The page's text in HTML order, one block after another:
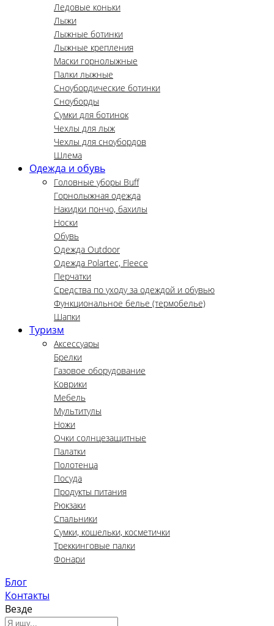
Ледовые коньки
Лыжи
Лыжные ботинки
Лыжные крепления
Маски горнолыжные
Палки лыжные
Сноубордические ботинки
Сноуборды
Сумки для ботинок
Чехлы для лыж
Чехлы для сноубордов
Шлема
Одежда и обувь
Головные уборы Buff
Горнолыжная одежда
Накидки пончо, бахилы
Носки
Обувь
Одежда Outdoor
Одежда Polartec, Fleece
Перчатки
Средства по уходу за одеждой и обувью
Функциональное белье (термобелье)
Шапки
Туризм
Аксессуары
Брелки
Газовое оборудование
Коврики
Мебель
Мультитулы
Ножи
Очки солнцезащитные
Палатки
Полотенца
Посуда
Продукты питания
Рюкзаки
Спальники
Сумки, кошельки, косметички
Треккинговые палки
Фонари
Блог
Контакты
Везде